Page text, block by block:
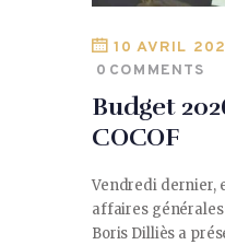
10 AVRIL
0 COMMENTS
Budget
COCOF
Vendredi dernier,
affaires générales
Boris Dilliès a